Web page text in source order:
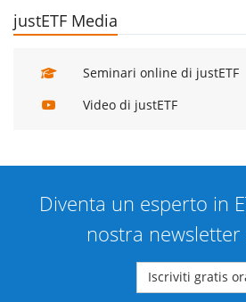
justETF Media
Seminari online di justETF
Video di justETF
Diventa un esperto in
nostra newsletter
Iscriviti gratis